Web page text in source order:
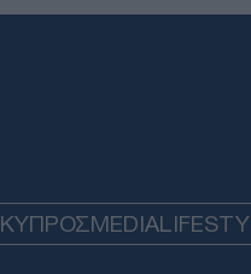
όλη τη χώρα –
ΔΙΕΘΝΗ
07/08/26 -
ΚΥΠΡΟΣMEDIA